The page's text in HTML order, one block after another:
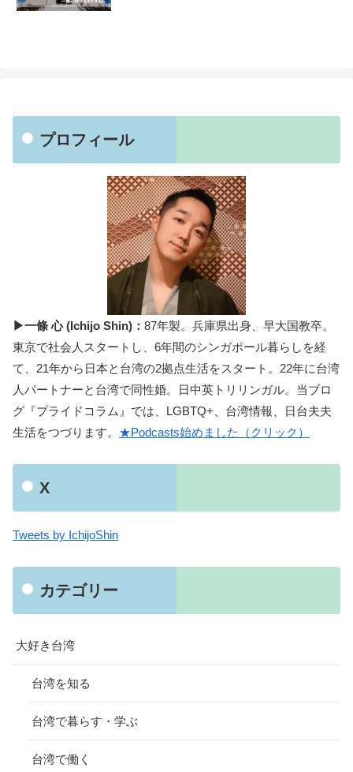
プロフィール
▶一條 心 (Ichijo Shin)： 87年製。兵庫県出身、早大国教卒。
東京で社会人スタートし、6年間のシンガポール暮らしを経
て、21年から日本と台湾の2拠点生活をスタート。22年に台湾
人パートナーと台湾で同性婚。日中英トリリンガル。当ブロ
グ『プライドコラム』では、LGBTQ+、台湾情報、日台夫夫
生活をつづります。 ★Podcasts始めました（クリック）
X
Tweets by IchijoShin
カテゴリー
大好き台湾
台湾を知る
台湾で暮らす・学ぶ
台湾で働く